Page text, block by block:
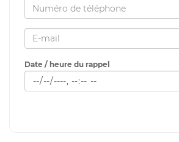
Date / heure du rappel